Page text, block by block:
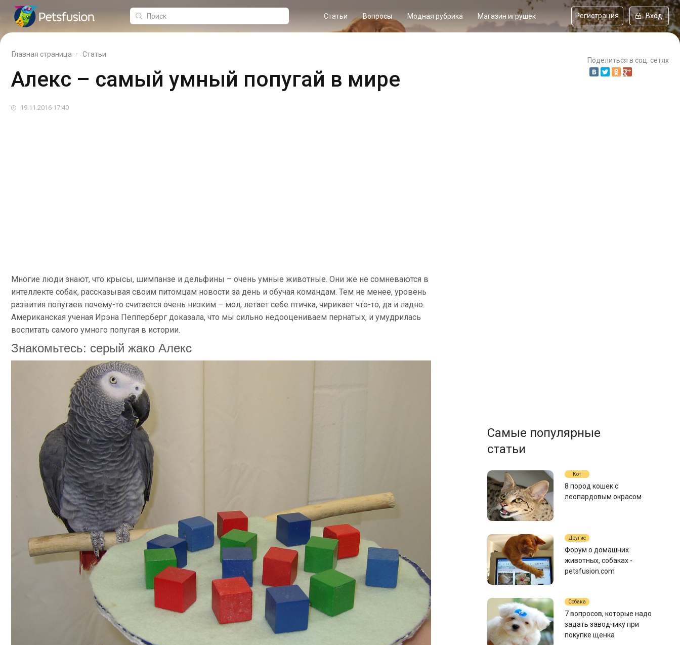
Статьи Вопросы Модная рубрика Магазин игрушек Регистрация Вход
Главная страница - Статьи
Алекс – самый умный попугай в мире
19.11.2016 17:40
Поделиться в соц. сетях
Многие люди знают, что крысы, шимпанзе и дельфины – очень умные животные. Они же не сомневаются в
интеллекте собак, рассказывая своим питомцам новости за день и обучая командам. Тем не менее, уровень
развития попугаев почему-то считается очень низким – мол, летает себе птичка, чирикает что-то, да и ладно.
Американская ученая Ирэна Пепперберг доказала, что мы сильно недооцениваем пернатых, и умудрилась
воспитать самого умного попугая в истории.
Знакомьтесь: серый жако Алекс
Самые популярные
статьи
Кот
8 пород кошек с
леопардовым окрасом
Другие
Форум о домашних
животных, собаках -
petsfusion.com
Собака
7 вопросов, которые надо
задать заводчику при
покупке щенка